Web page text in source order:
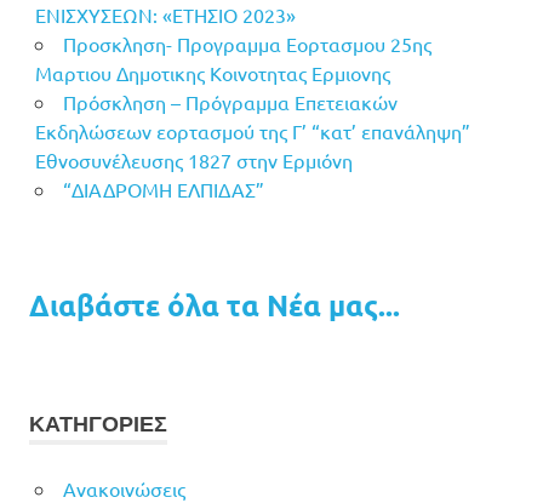
ΕΝΙΣΧΥΣΕΩΝ: «ΕΤΗΣΙΟ 2023»
Προσκληση- Προγραμμα Εορτασμου 25ης
Μαρτιου Δημοτικης Κοινοτητας Ερμιονης
Πρόσκληση – Πρόγραμμα Επετειακών
Εκδηλώσεων εορτασμού της Γ’ “κατ’ επανάληψη”
Εθνοσυνέλευσης 1827 στην Ερμιόνη
“ΔΙΑΔΡΟΜΗ ΕΛΠΙΔΑΣ”
Διαβάστε όλα τα Νέα μας...
ΚΑΤΗΓΟΡΙΕΣ
Ανακοινώσεις